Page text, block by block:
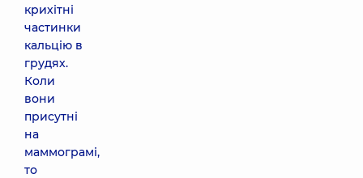
крихітні
частинки
кальцію в
грудях.
Коли
вони
присутні
на
маммограмі,
то